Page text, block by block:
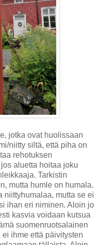
jotka ovat huolissaan
niitty siltä, että piha on
rehotuksen
aluetta hoitaa joku
Tarkistin
mutta humle on humala.
niittyhumalaa, mutta se ei
ihan eri niminen. Aloin jo
kasvia voidaan kutsua
suomenruotsalainen
ihme että päivitysten